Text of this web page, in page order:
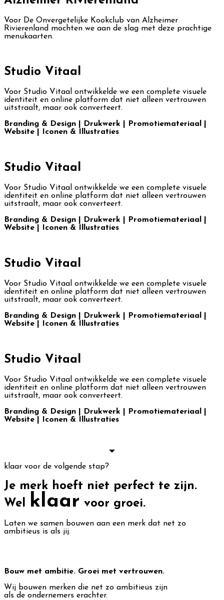
Voor De Onvergetelijke Kookclub van Alzheimer
Rivierenland mochten we aan de slag met deze prachtige
menukaarten.
Studio Vitaal
Voor Studio Vitaal ontwikkelde we een complete visuele
identiteit en online platform dat niet alleen vertrouwen
uitstraalt, maar ook converteert.
Branding & Design | Drukwerk | Promotiemateriaal |
Website | Iconen & Illustraties
Studio Vitaal
Voor Studio Vitaal ontwikkelde we een complete visuele
identiteit en online platform dat niet alleen vertrouwen
uitstraalt, maar ook converteert.
Branding & Design | Drukwerk | Promotiemateriaal |
Website | Iconen & Illustraties
Studio Vitaal
Voor Studio Vitaal ontwikkelde we een complete visuele
identiteit en online platform dat niet alleen vertrouwen
uitstraalt, maar ook converteert.
Branding & Design | Drukwerk | Promotiemateriaal |
Website | Iconen & Illustraties
Studio Vitaal
Voor Studio Vitaal ontwikkelde we een complete visuele
identiteit en online platform dat niet alleen vertrouwen
uitstraalt, maar ook converteert.
Branding & Design | Drukwerk | Promotiemateriaal |
Website | Iconen & Illustraties
klaar voor de volgende stap?
Je merk hoeft niet perfect te zijn.
Wel
klaar voor groei.
Laten we samen bouwen aan een merk dat net zo
ambitieus is als jij.
Bouw met ambitie. Groei met vertrouwen.
Wij bouwen merken die net zo ambitieus zijn
als de ondernemers erachter.